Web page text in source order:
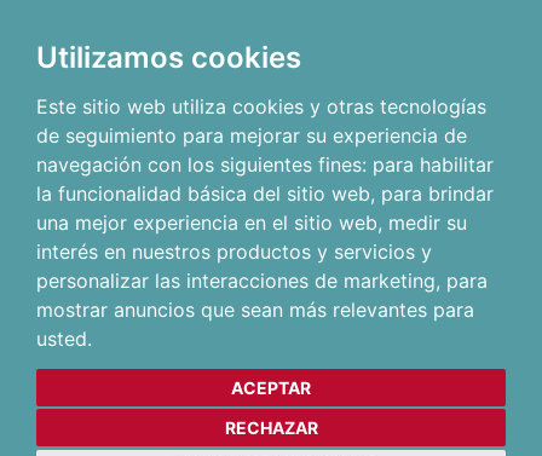
Utilizamos cookies
Este sitio web utiliza cookies y otras tecnologías
de seguimiento para mejorar su experiencia de
navegación con los siguientes fines: para habilitar
la funcionalidad básica del sitio web, para brindar
una mejor experiencia en el sitio web, medir su
interés en nuestros productos y servicios y
personalizar las interacciones de marketing, para
mostrar anuncios que sean más relevantes para
usted.
ACEPTAR
RECHAZAR